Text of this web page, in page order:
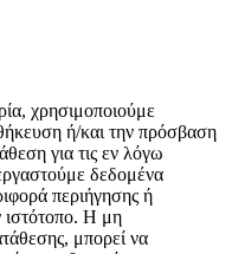
χρησιμοποιούμε
ή/και την πρόσβαση
για τις εν λόγω
δεδομένα
περιήγησης ή
ιστότοπο. Η μη
μπορεί να